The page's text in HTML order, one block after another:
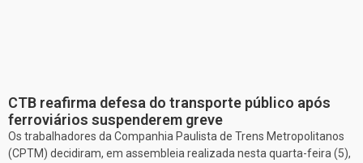
CTB reafirma defesa do transporte público após
ferroviários suspenderem greve
Os trabalhadores da Companhia Paulista de Trens Metropolitanos
(CPTM) decidiram, em assembleia realizada nesta quarta-feira (5),